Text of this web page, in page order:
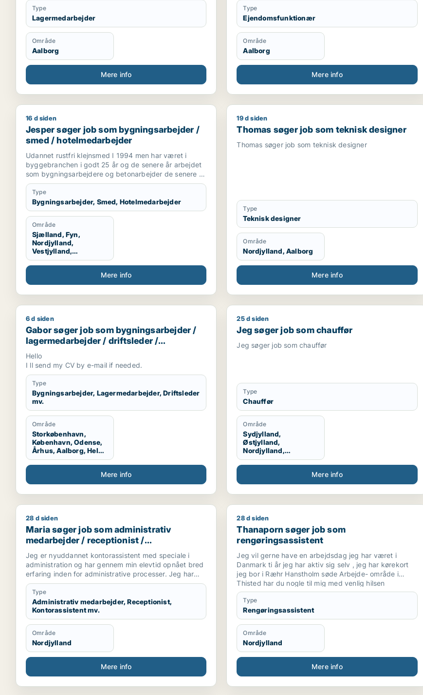
Type
Lagermedarbejder
Område
Aalborg
Mere info
Type
Ejendomsfunktionær
Område
Aalborg
Mere info
Jesper søger job som bygningsarbejder / smed / hotelmedarbejder
16 d siden
Jesper søger job som bygningsarbejder /
smed / hotelmedarbejder
Udannet rustfri klejnsmed I 1994 men har været i
byggebranchen i godt 25 år og de senere år arbejdet
som bygningsarbejdere og betonarbejder de senere år
som kranfører som jeg er pt.
Type
Bygningsarbejder, Smed, Hotelmedarbejder
Område
Sjælland, Fyn,
Nordjylland,
Vestjylland,
Midtjylland
Mere info
Thomas søger job som teknisk designer
19 d siden
Thomas søger job som teknisk designer
Thomas søger job som teknisk designer
Type
Teknisk designer
Område
Nordjylland, Aalborg
Mere info
Gabor søger job som bygningsarbejder / lagermedarbejder / driftsleder / ungarbejder / ufaglært
6 d siden
Gabor søger job som bygningsarbejder /
lagermedarbejder / driftsleder /
ungarbejder / ufaglært
Hello
I ll send my CV by e-mail if needed.
Type
Bygningsarbejder, Lagermedarbejder, Driftsleder
mv.
Område
Storkøbenhavn,
København, Odense,
Århus, Aalborg, Hele
Danmark
Mere info
Jeg søger job som chauffør
25 d siden
Jeg søger job som chauffør
Jeg søger job som chauffør
Type
Chauffør
Område
Sydjylland,
Østjylland,
Nordjylland,
Vestjylland,
Midtjylland
Mere info
Maria søger job som administrativ medarbejder / receptionist / kontorassistent / hr-medarbejder
28 d siden
Maria søger job som administrativ
medarbejder / receptionist /
kontorassistent / hr-medarbejder
Jeg er nyuddannet kontorassistent med speciale i
administration og har gennem min elevtid opnået bred
erfaring inden for administrative processer. Jeg har
arbejdet med blandt andet fakturering, vareoprettelse,
stamdata, ERP-systemet Navision, ordrebehandling og
kundeservice.
Jeg trives bedst med strukturerede opgaver, klare
processer og kvalitetssikring. Jeg arbejder grundigt
og systematisk og søger en administrativ stilling, hvor
jeg kan bruge mine kompetencer inden for
koordinering, systemarbejde og daglige administrative
Type
Administrativ medarbejder, Receptionist,
Kontorassistent mv.
Område
Nordjylland
Mere info
Thanaporn søger job som rengøringsassistent
28 d siden
Thanaporn søger job som
rengøringsassistent
Jeg vil gerne have en arbejdsdag jeg har været i
Danmark ti år jeg har aktiv sig selv , jeg har kørekort
jeg bor i Ræhr Hanstholm søde Arbejde- område i
Thisted har du nogle til mig med venlig hilsen
Thanaporn
Type
Rengøringsassistent
Område
Nordjylland
Mere info